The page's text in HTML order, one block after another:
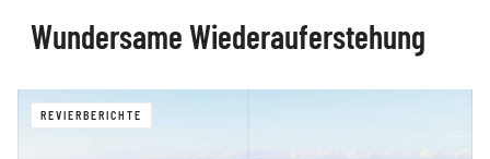
Wundersame Wiederauferstehung
REVIERBERICHTE